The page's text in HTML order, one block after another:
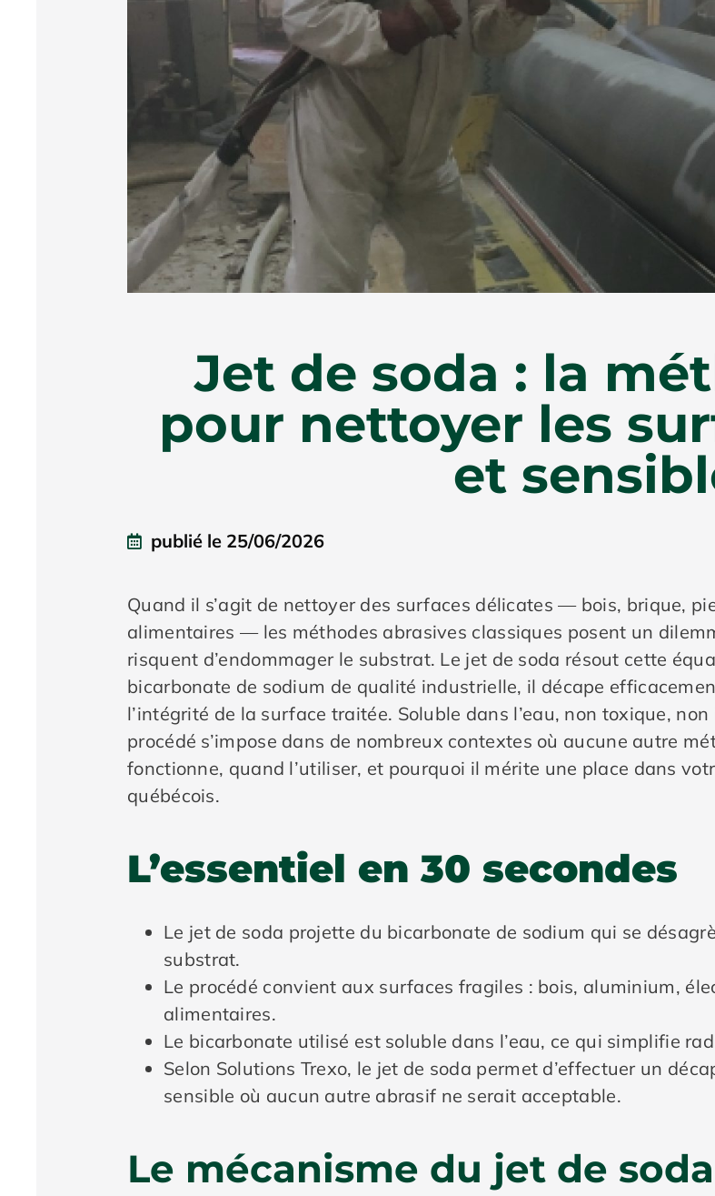
Jet de soda : la
pour nettoyer les
et
publié le 25/06/2026
Quand il s’agit de nettoyer des surfaces délicates — bois, brique,
alimentaires — les méthodes abrasives classiques posent un
risquent d’endommager le substrat. Le jet de soda résout cette
bicarbonate de sodium de qualité industrielle, il décape
l’intégrité de la surface traitée. Soluble dans l’eau, non toxique,
procédé s’impose dans de nombreux contextes où aucune autre
fonctionne, quand l’utiliser, et pourquoi il mérite une place dans
québécois.
L’essentiel en 30 secondes
Le jet de soda projette du bicarbonate de sodium qui se
substrat.
Le procédé convient aux surfaces fragiles : bois, aluminium,
alimentaires.
Le bicarbonate utilisé est soluble dans l’eau, ce qui simplifie
Selon Solutions Trexo, le jet de soda permet d’effectuer un
sensible où aucun autre abrasif ne serait acceptable.
Le mécanisme du jet de